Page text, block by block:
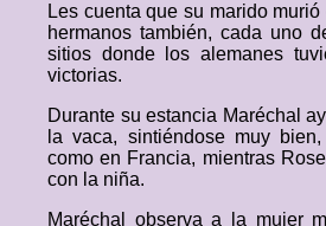
Les cuenta que su marido
hermanos también, cada uno
sitios donde los alemanes
victorias.
Durante su estancia Maréchal
la vaca, sintiéndose muy
como en Francia, mientras
con la niña.
Maréchal observa a la mujer